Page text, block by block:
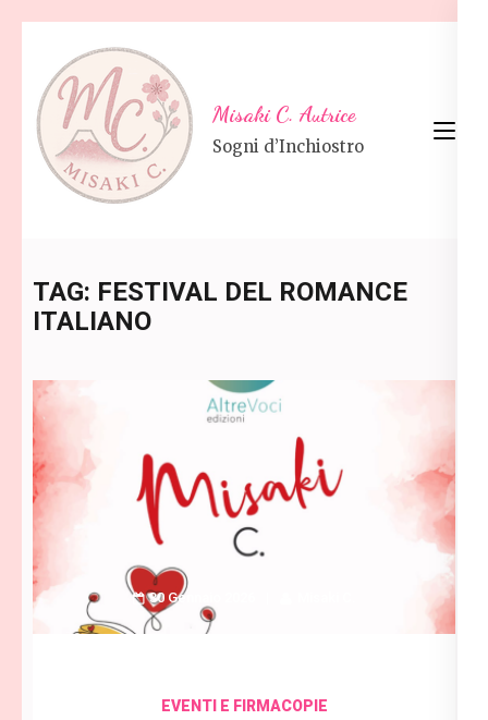
content
(Press
Enter)
Misaki C. Autrice
Sogni d’Inchiostro
TAG: FESTIVAL DEL ROMANCE
ITALIANO
30 Gennaio 2026
EVENTI E FIRMACOPIE